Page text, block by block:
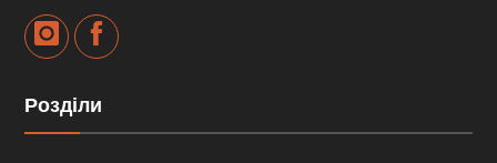
Розділи